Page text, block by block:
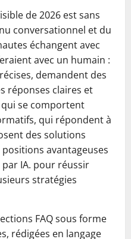
de 2026 est sans
conversationnel et du
échangent avec
avec un humain :
demandent des
réponses claires et
qui se comportent
qui répondent à
des solutions
avantageuses
IA. pour réussir
stratégies
FAQ sous forme
rédigées en langage